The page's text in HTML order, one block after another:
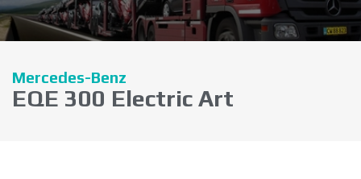
Mercedes-Benz
EQE 300 Electric Art